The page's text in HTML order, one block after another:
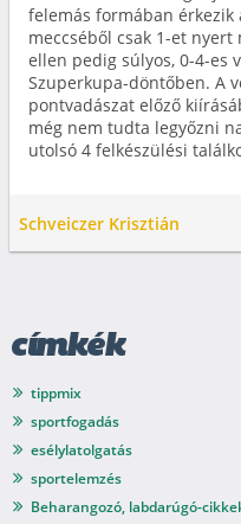
felemás formában
meccséből csak 1-et nyert
ellen pedig súlyos, 0-4-es
Szuperkupa-döntőben. A
pontvadászat előző
még nem tudta legyőzni
utolsó 4 felkészülési
Schveiczer Krisztián
címkék
tippmix
sportfogadás
esélylatolgatás
sportelemzés
Beharangozó, labdarúgó-